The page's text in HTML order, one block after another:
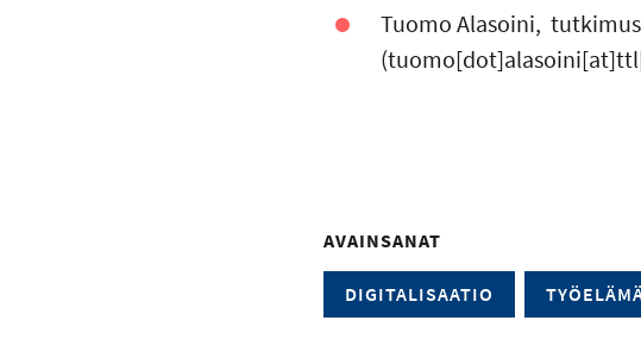
Tuomo Alasoini,
AVAINSANAT
DIGITALISAATIO